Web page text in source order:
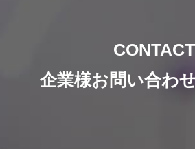
CONTACT
企業様お問い合わ